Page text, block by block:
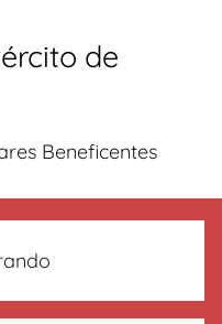
de
Beneficentes